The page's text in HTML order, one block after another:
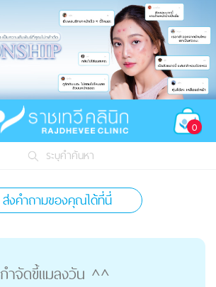
0
ระบุคำค้นหา
ส่งคำถามของคุณได้ที่นี่
กำจัดขี้แมลงวัน ^^